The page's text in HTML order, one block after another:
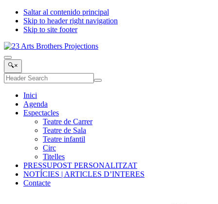
Saltar al contenido principal
Skip to header right navigation
Skip to site footer
23
Arts
Brothers
Projections
Cultura
Sostenible
Menu
Header
Search
🔍×
Buscar
en
sitio
Submit
Inici
Agenda
Espectacles
Teatre de Carrer
Teatre de Sala
Teatre infantil
Circ
Titelles
PRESSUPOST PERSONALITZAT
NOTÍCIES | ARTICLES D’INTERES
Contacte